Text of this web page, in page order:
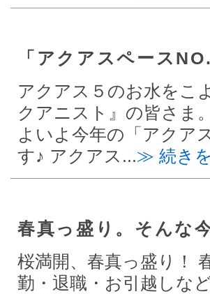
「アクアスペース
アクアス５のお水をこ
クアニスト』の皆さま
よいよ今年の「アクア
す♪ アクアス...≫ 続き
春真っ盛り。そんな
桜満開、春真っ盛り！
勤・退職・お引越しな